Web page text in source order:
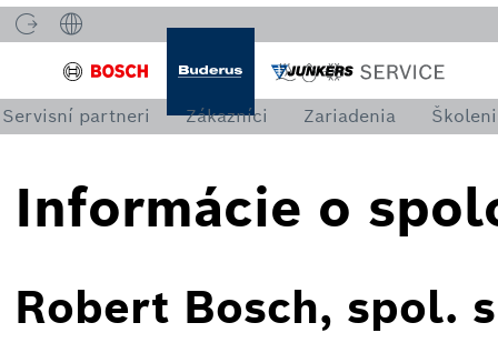
Servisní partneri Zákazníci Zariadenia
Informácie o
Robert Bosch, spol.